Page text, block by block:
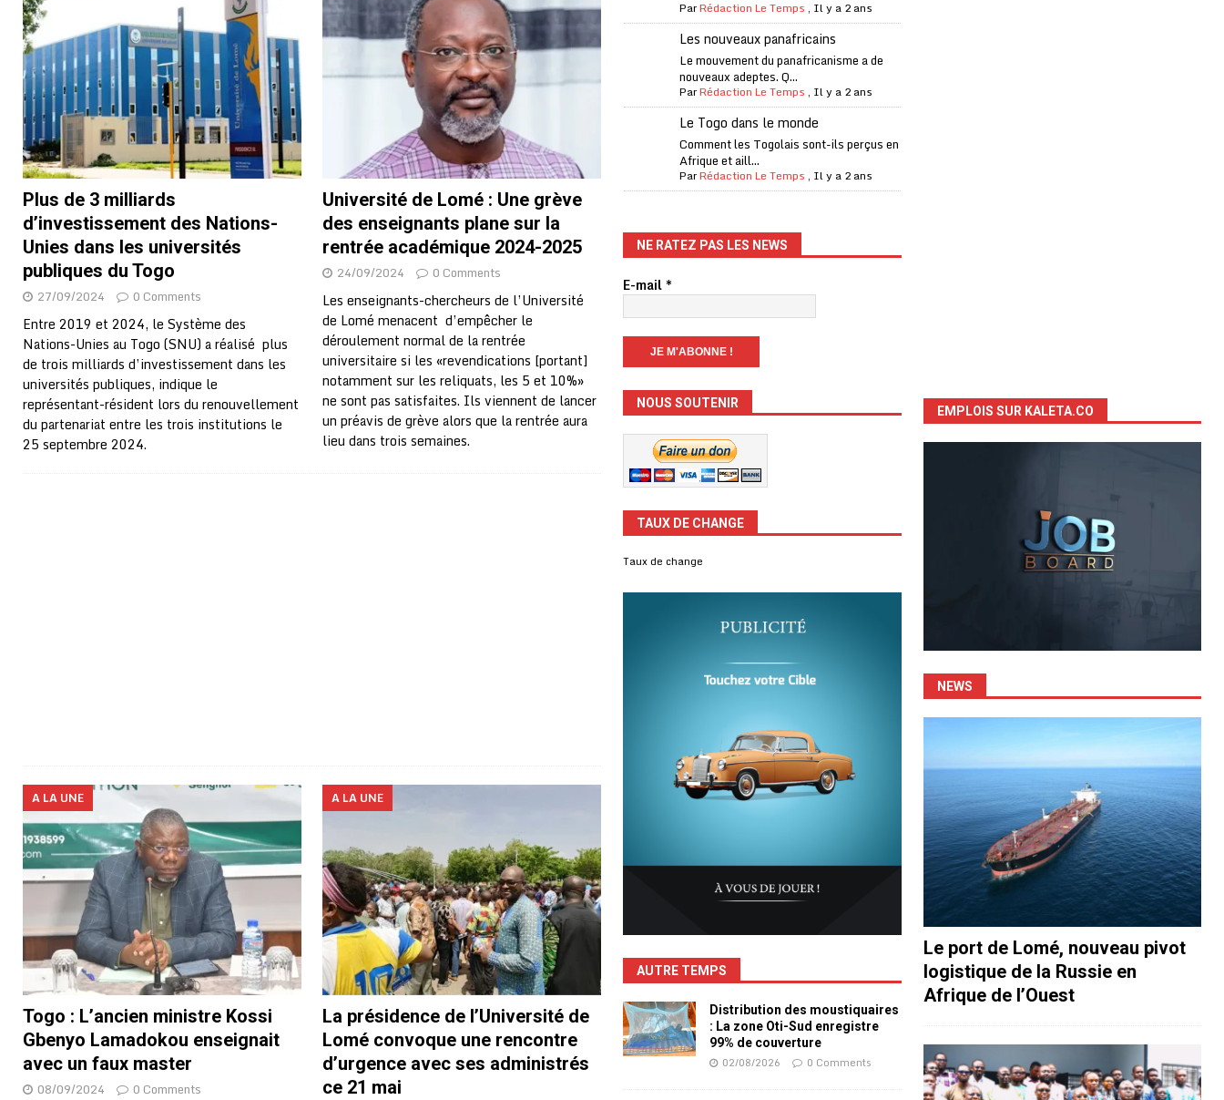
[ 02/08/2026 ]
Distribution des moustiquaires : La zone Oti-Sud enregistre 99% de couverture
A LA UNE
[ 02/08/2026 ]
La Confédération Africaine de Football (CAF) à contre-courant
COOPÉRATION
[ 01/08/2026 ]
Quatre candidats à la succession d’Infantino à la tête de la FIFA
[ 01/08/2026 ]
Bénin : Romuald Wadagni reçoit le milliardaire Aliko Dangote
[ 31/07/2026 ] Niger : le FMI débloque une bouffée d’oxygène financière
ECONOMIE
[ 31/07/2026 ] Franco Baresi, légendaire défenseur de l’Italie et de l’AC Milan, est mort à 66 ans
A LA UNE
[ 31/07/2026 ]
Benjamin Mendy a vendu aux enchères son trophée de la Coupe du monde
[ 31/07/2026 ] Bénin : les membres du Sénat installés
A LA UNE
[ 31/07/2026 ]
Projet d’investisseurs à la Fifa: l’UEFA menace à «l’unanimité» d’un boycott des Coupes du monde
BUSINESS
[ 30/07/2026 ] Mali : au moins 19 soldats exécutés, Amnesty International exige une enquête
[ 05/08/2026 ] Hervé Renard devient sélectionneur des Eléphants de Côte d’Ivoire A LA UNE
Plus de 3 milliards
d’investissement des Nations-
Unies dans les universités
publiques du Togo
27/09/2024 0 Comments
Entre 2019 et 2024, le Système des
Nations-Unies au Togo (SNU) a réalisé plus
de trois milliards d’investissement dans les
universités publiques, indique le
représentant-résident lors du renouvellement
du partenariat entre les trois institutions le
25 septembre 2024.
Université de Lomé : Une grève
des enseignants plane sur la
rentrée académique 2024-2025
24/09/2024 0 Comments
Les enseignants-chercheurs de l’Université
de Lomé menacent d’empêcher le
déroulement normal de la rentrée
universitaire si les «revendications [portant]
notamment sur les reliquats, les 5 et 10%»
ne sont pas satisfaites. Ils viennent de lancer
un préavis de grève alors que la rentrée aura
lieu dans trois semaines.
A LA UNE
Togo : L’ancien ministre Kossi
Gbenyo Lamadokou enseignait
avec un faux master
08/09/2024 0 Comments
A LA UNE
La présidence de l’Université de
Lomé convoque une rencontre
d’urgence avec ses administrés
ce 21 mai
ParRédaction Le Temps , Il y a 2 ans
Les nouveaux panafricains
Le mouvement du panafricanisme a de
nouveaux adeptes. Q...
ParRédaction Le Temps , Il y a 2 ans
Le Togo dans le monde
Comment les Togolais sont-ils perçus en
Afrique et aill...
ParRédaction Le Temps , Il y a 2 ans
NE RATEZ PAS LES NEWS
E-mail*
NOUS SOUTENIR
TAUX DE CHANGE
Taux de change
AUTRE TEMPS
Distribution des moustiquaires
: La zone Oti-Sud enregistre
99% de couverture
02/08/2026 0 Comments
EMPLOIS SUR KALETA.CO
NEWS
Le port de Lomé, nouveau pivot
logistique de la Russie en
Afrique de l’Ouest